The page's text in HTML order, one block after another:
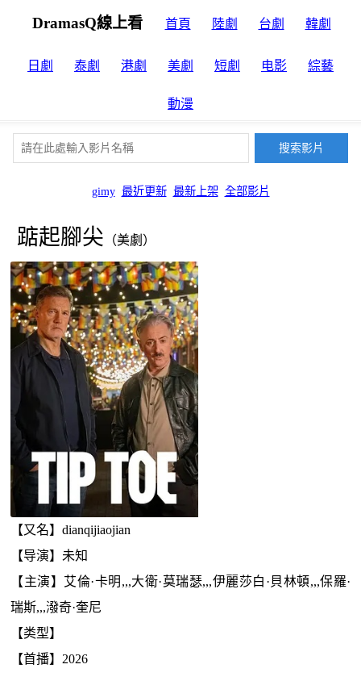
DramasQ線上看 首頁 陸劇 台劇 韓劇
日劇 泰劇 港劇 美劇 短劇 电影 綜藝
動漫
gimy 最近更新 最新上架 全部影片
踮起腳尖 （美劇）
【又名】dianqijiaojian
【导演】未知
【主演】艾倫·卡明,,,大衛·莫瑞瑟,,,伊麗莎白·貝林頓,,,保羅·
瑞斯,,,潑奇·奎尼
【类型】
【首播】2026